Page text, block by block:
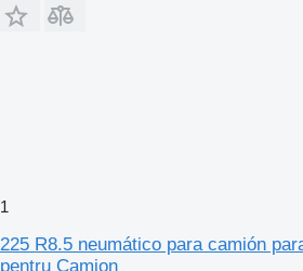
1
225 R8.5 neumático para camión
pentru Camion